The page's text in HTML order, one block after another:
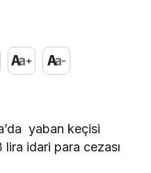
+ -
yaban keçisi
idari para cezası